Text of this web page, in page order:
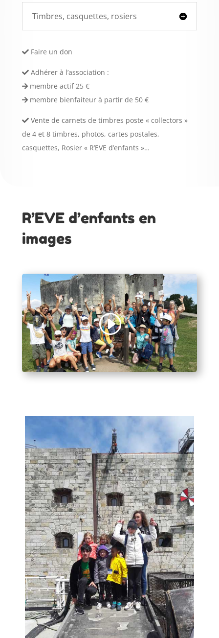
Timbres, casquettes, rosiers
Faire un don
Adhérer à l’association :
membre actif 25 €
membre bienfaiteur à partir de 50 €
Vente de carnets de timbres poste « collectors »
de 4 et 8 timbres, photos, cartes postales,
casquettes, Rosier « R’EVE d’enfants »…
R’EVE d’enfants en
images